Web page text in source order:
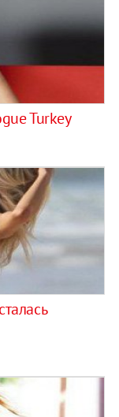
Turkey